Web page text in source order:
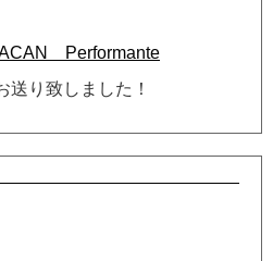
Performante
送り致しました！